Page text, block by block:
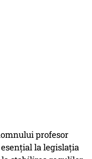
profesor
la legislația